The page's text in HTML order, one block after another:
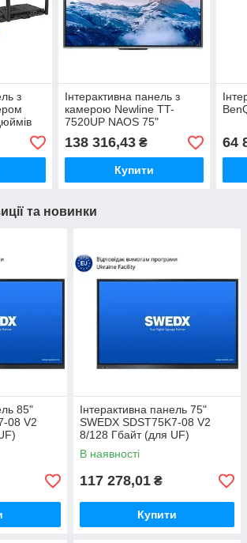
з
Інтерактивна панель з
камерою Newline TT-
7520UP NAOS 75"
138 316,43₴
Купити
64
та новинки
85"
08 V2
Інтерактивна панель 75"
SWEDX SDST75K7-08 V2
8/128 Гбайт (для UF)
В наявності
117 278,01 ₴
Купити